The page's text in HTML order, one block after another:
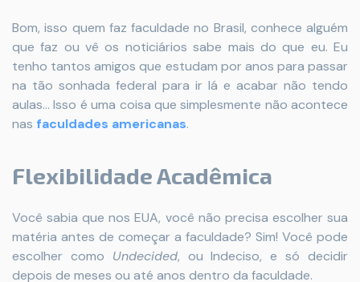
Bom, isso quem faz faculdade no Brasil, conhece alguém
que faz ou vê os noticiários sabe mais do que eu. Eu
tenho tantos amigos que estudam por anos para passar
na tão sonhada federal para ir lá e acabar não tendo
aulas...Isso é uma coisa que simplesmente não acontece
nas faculdades americanas.
Flexibilidade Acadêmica
Você sabia que nos EUA, você não precisa escolher sua
matéria antes de começar a faculdade? Sim! Você pode
escolher como Undecided, ou Indeciso, e só decidir
depois de meses ou até anos dentro da faculdade.